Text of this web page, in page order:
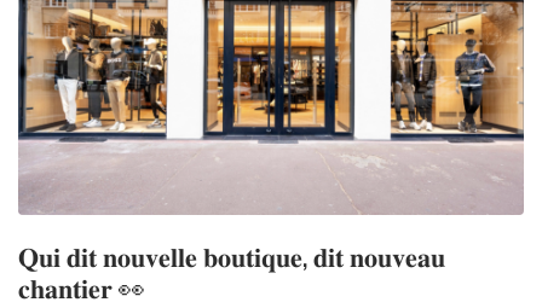
𝐐𝐮𝐢 𝐝𝐢𝐭 𝐧𝐨𝐮𝐯𝐞𝐥𝐥𝐞 𝐛𝐨𝐮𝐭𝐢𝐪𝐮𝐞, 𝐝𝐢𝐭 𝐧𝐨𝐮𝐯𝐞𝐚𝐮
𝐜𝐡𝐚𝐧𝐭𝐢𝐞𝐫 👀